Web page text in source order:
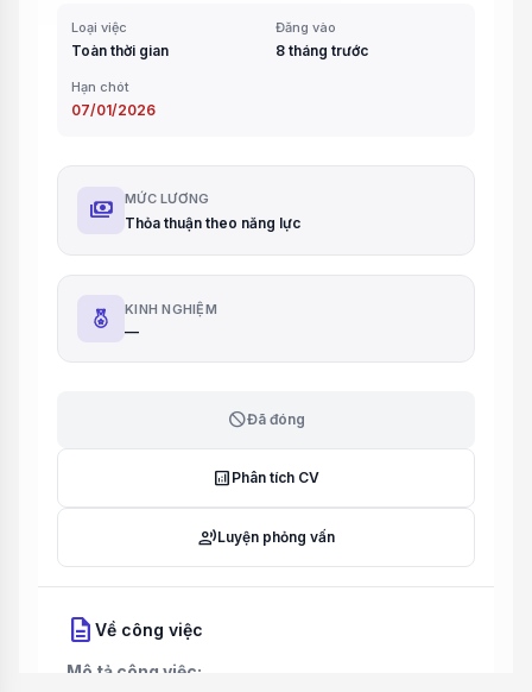
Loại việc
Toàn thời gian
Đăng vào
8 tháng trước
Hạn chót
07/01/2026
payments MỨC LƯƠNG
Thỏa thuận theo năng lực
KINH NGHIỆM
—
blockĐã đóng
analytics Phân tích CV
record_voice_overLuyện phỏng vấn
description Về công việc
Mô tả công việc: